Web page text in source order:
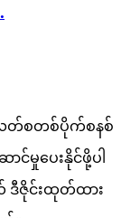
လတ်စတစ်ပိုက်စနစ်
မှုပေးနိုင်ဖို့ပါ
ဒီဇိုင်းထုတ်ထား